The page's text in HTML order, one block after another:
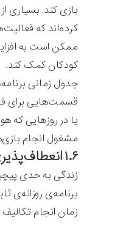
بازی کند. بسیاری
کرده‌اند که
ممکن است به
کودکان کمک کند.
جدول زمانی
قسمت‌هایی برای
یا در روزهایی که
مشغول انجام
۱.۶ انعطاف‌پذیری را فراموش نکنید
زندگی به حدی
برنامه‌ی روزانه‌ی